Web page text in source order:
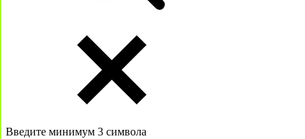
Введите минимум 3 символа